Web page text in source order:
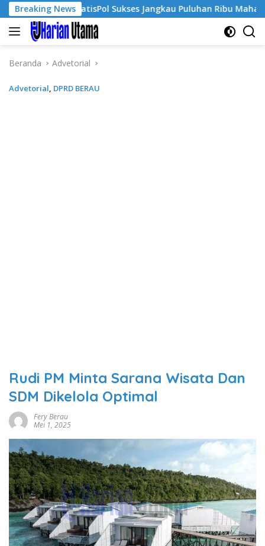
Langsung
ke
konten
Breaking News
GratisPol Sukses Jangkau Puluhan Ribu Mahasiswa,
Beranda Advetorial
Advetorial, DPRD BERAU
Rudi PM Minta Sarana Wisata Dan
SDM Dikelola Optimal
Fery Berau
Mei 1, 2025